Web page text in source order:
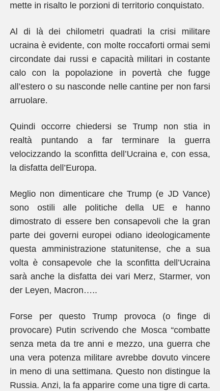
mette in risalto le porzioni di territorio conquistato.
Al di là dei chilometri quadrati la crisi militare
ucraina è evidente, con molte roccaforti ormai semi
circondate dai russi e capacità militari in costante
calo con la popolazione in povertà che fugge
all’estero o su nasconde nelle cantine per non farsi
arruolare.
Quindi occorre chiedersi se Trump non stia in
realtà puntando a far terminare la guerra
velocizzando la sconfitta dell’Ucraina e, con essa,
la disfatta dell’Europa.
Meglio non dimenticare che Trump (e JD Vance)
sono ostili alle politiche della UE e hanno
dimostrato di essere ben consapevoli che la gran
parte dei governi europei odiano ideologicamente
questa amministrazione statunitense, che a sua
volta è consapevole che la sconfitta dell’Ucraina
sarà anche la disfatta dei vari Merz, Starmer, von
der Leyen, Macron…..
Forse per questo Trump provoca (o finge di
provocare) Putin scrivendo che Mosca “combatte
senza meta da tre anni e mezzo, una guerra che
una vera potenza militare avrebbe dovuto vincere
in meno di una settimana. Questo non distingue la
Russia. Anzi, la fa apparire come una tigre di carta.